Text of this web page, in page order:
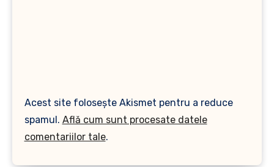
Acest site folosește Akismet pentru a reduce
spamul. Află cum sunt procesate datele
comentariilor tale.